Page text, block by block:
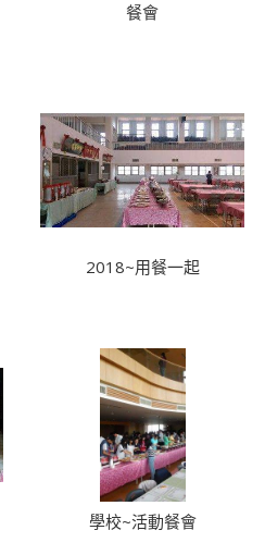
餐會
2018~用餐一起
學校~活動餐會